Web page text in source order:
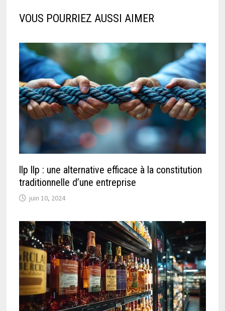
VOUS POURRIEZ AUSSI AIMER
llp llp : une alternative efficace à la constitution
traditionnelle d’une entreprise
juin 10, 2024